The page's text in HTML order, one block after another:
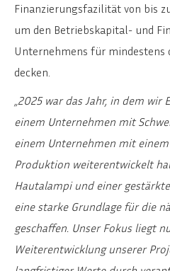
Finanzierungsfazilität von bis
um den Betriebskapital- und
Unternehmens für mindestens
decken.
„2025 war das Jahr, in dem wir
einem Unternehmen mit
einem Unternehmen mit
Produktion weiterentwickelt
Hautalampi und einer
eine starke Grundlage für die
geschaffen. Unser Fokus liegt
Weiterentwicklung unserer